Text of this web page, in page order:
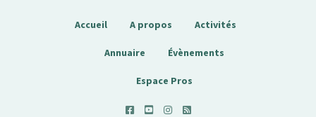
Accueil A propos Activités
Annuaire Évènements
Espace Pros